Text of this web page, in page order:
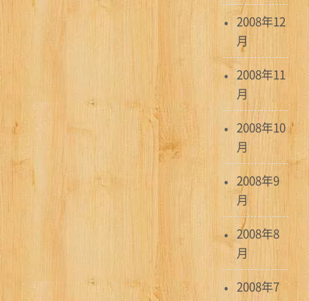
2008年12
月
2008年11
月
2008年10
月
2008年9
月
2008年8
月
2008年7